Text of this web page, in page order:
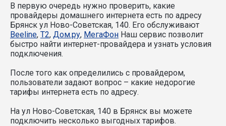
В первую очередь нужно проверить, какие
провайдеры домашнего интернета есть по адресу
Брянск ул Ново-Советская, 140. Его обслуживают
Beeline, T2, Дом.ру, МегаФон Наш сервис позволит
быстро найти интернет-провайдера и узнать условия
подключения.
После того как определились с провайдером,
пользователи задают вопрос – какие недорогие
тарифы интернета есть по адресу.
На ул Ново-Советская, 140 в Брянск вы можете
подключить несколько выгодных тарифов.